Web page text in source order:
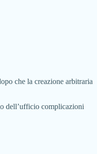
che la creazione arbitraria
dell’ufficio complicazioni